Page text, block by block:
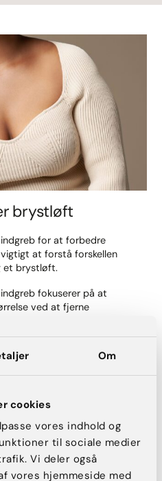
Om
cookies
vores indhold og
til sociale medier
Vi deler også
vores hjemmeside med
brystløft
for at forbedre
at forstå forskellen
et brystløft.
fokuserer på at
ved at fjerne
og tunge bryster samt at
for at opnå et mere
af individuelle behov
vælge at kombinere begge
resultat. Dette beslutter du